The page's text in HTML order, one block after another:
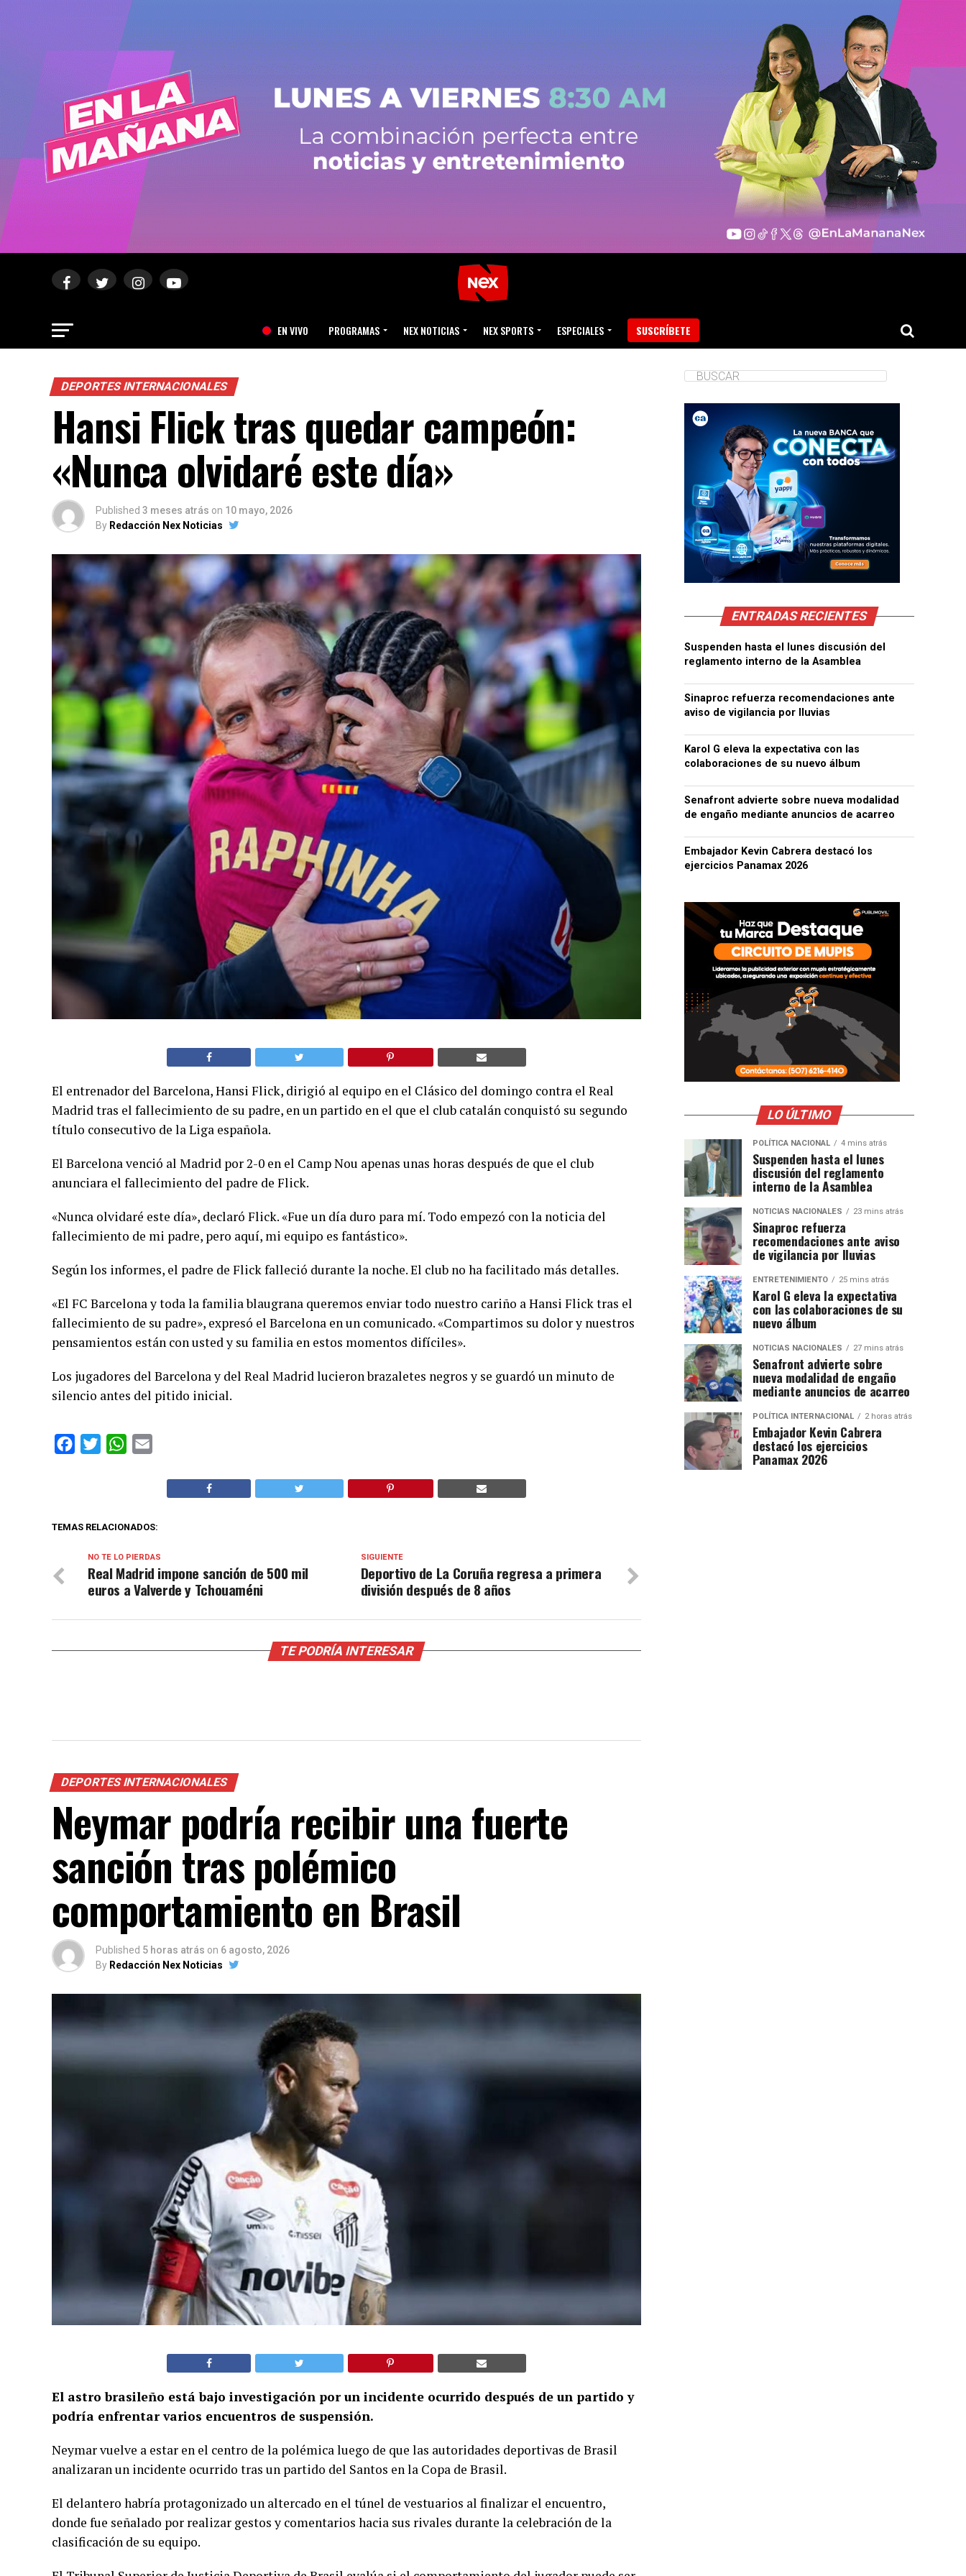
EN VIVO PROGRAMAS NEX NOTICIAS NEX SPORTS ESPECIALES SUSCRÍBETE
DEPORTES INTERNACIONALES
Hansi Flick tras quedar campeón:
«Nunca olvidaré este día»
Published 3 meses atrás on 10 mayo, 2026
By Redacción Nex Noticias
El entrenador del Barcelona, ​​Hansi Flick, dirigió al equipo en el Clásico del domingo contra el Real
Madrid tras el fallecimiento de su padre, en un partido en el que el club catalán conquistó su segundo
título consecutivo de la Liga española.
El Barcelona venció al Madrid por 2-0 en el Camp Nou apenas unas horas después de que el club
anunciara el fallecimiento del padre de Flick.
«Nunca olvidaré este día», declaró Flick. «Fue un día duro para mí. Todo empezó con la noticia del
fallecimiento de mi padre, pero aquí, mi equipo es fantástico».
Según los informes, el padre de Flick falleció durante la noche. El club no ha facilitado más detalles.
«El FC Barcelona y toda la familia blaugrana queremos enviar todo nuestro cariño a Hansi Flick tras el
fallecimiento de su padre», expresó el Barcelona en un comunicado. «Compartimos su dolor y nuestros
pensamientos están con usted y su familia en estos momentos difíciles».
Los jugadores del Barcelona y del Real Madrid lucieron brazaletes negros y se guardó un minuto de
silencio antes del pitido inicial.
Facebook
TwitterWhatsApp
TEMAS RELACIONADOS:
SIGUIENTE
Deportivo de La Coruña regresa a primera
división después de 8 años
NO TE LO PIERDAS
Real Madrid impone sanción de 500 mil
euros a Valverde y Tchouaméni
TE PODRÍA INTERESAR
DEPORTES INTERNACIONALES
Neymar podría recibir una fuerte
sanción tras polémico
comportamiento en Brasil
Published 5 horas atrás on 6 agosto, 2026
By Redacción Nex Noticias
El astro brasileño está bajo investigación por un incidente ocurrido después de un partido y
podría enfrentar varios encuentros de suspensión.
Neymar vuelve a estar en el centro de la polémica luego de que las autoridades deportivas de Brasil
analizaran un incidente ocurrido tras un partido del Santos en la Copa de Brasil.
El delantero habría protagonizado un altercado en el túnel de vestuarios al finalizar el encuentro,
donde fue señalado por realizar gestos y comentarios hacia sus rivales durante la celebración de la
clasificación de su equipo.
ENTRADAS RECIENTES
Suspenden hasta el lunes discusión del
reglamento interno de la Asamblea
Sinaproc refuerza recomendaciones ante
aviso de vigilancia por lluvias
Karol G eleva la expectativa con las
colaboraciones de su nuevo álbum
Senafront advierte sobre nueva modalidad
de engaño mediante anuncios de acarreo
Embajador Kevin Cabrera destacó los
ejercicios Panamax 2026
LO ÚLTIMO
POLÍTICA NACIONAL 4 mins atrás
Suspenden hasta el lunes
discusión del reglamento
interno de la Asamblea
NOTICIAS NACIONALES 23 mins atrás
Sinaproc refuerza
recomendaciones ante aviso
de vigilancia por lluvias
ENTRETENIMIENTO 25 mins atrás
Karol G eleva la expectativa
con las colaboraciones de su
nuevo álbum
NOTICIAS NACIONALES 27 mins atrás
Senafront advierte sobre
nueva modalidad de engaño
mediante anuncios de acarreo
POLÍTICA INTERNACIONAL 2 horas atrás
Embajador Kevin Cabrera
destacó los ejercicios
Panamax 2026